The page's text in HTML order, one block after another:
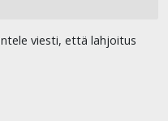
viesti, että lahjoitus